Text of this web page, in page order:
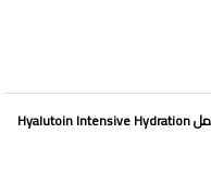
سيروم هيالوتوين للترطيب المكثف من ايكوال بيري 30 مل Hyalutoin Intensive Hydration